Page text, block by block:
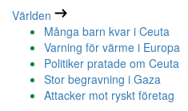
Världen
Många barn kvar i Ceuta
Varning för värme i Europa
Politiker pratade om Ceuta
Stor begravning i Gaza
Attacker mot ryskt företag